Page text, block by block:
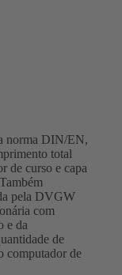
norma DIN/EN,
total
de curso e capa
pela DVGW
com
e da
de
computador de